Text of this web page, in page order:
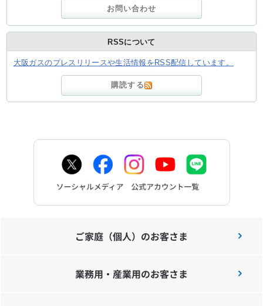
お問い合わせ
RSSについて
大阪ガスのプレスリリースや生活情報をRSS配信しています。
購読する
ご家庭（個人）のお客さま
業務用・産業用のお客さま